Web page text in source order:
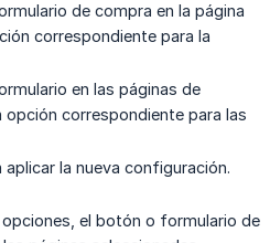
de compra en la página
correspondiente para la
en las páginas de
correspondiente para las
la nueva configuración.
el botón o formulario de